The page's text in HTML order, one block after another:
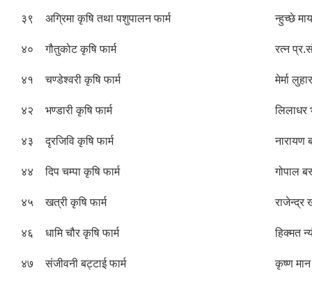
३९ अग्रिमा कृषि तथा पशुपालन फार्म न्हुच्छे
४० गौतुकोट कृषि फार्म रत्न
४१ चण्डेश्वरी कृषि फार्म मेर्मा लुहार
४२ भण्डारी कृषि फार्म लिलाधर
४३ दृरजिवि कृषि फार्म नारायण
४४ दिप चम्पा कृषि फार्म गोपाल
४५ खत्री कृषि फार्म राजेन्द्र
४६ धामि चौर कृषि फार्म हिक्मत
४७ संजीवनी बट्टाई फार्म कृष्ण